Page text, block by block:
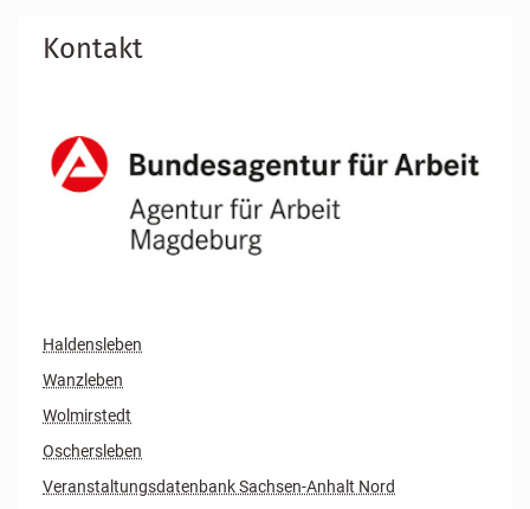
Kontakt
Haldensleben
Wanzleben
Wolmirstedt
Oschersleben
Veranstaltungsdatenbank Sachsen-Anhalt Nord